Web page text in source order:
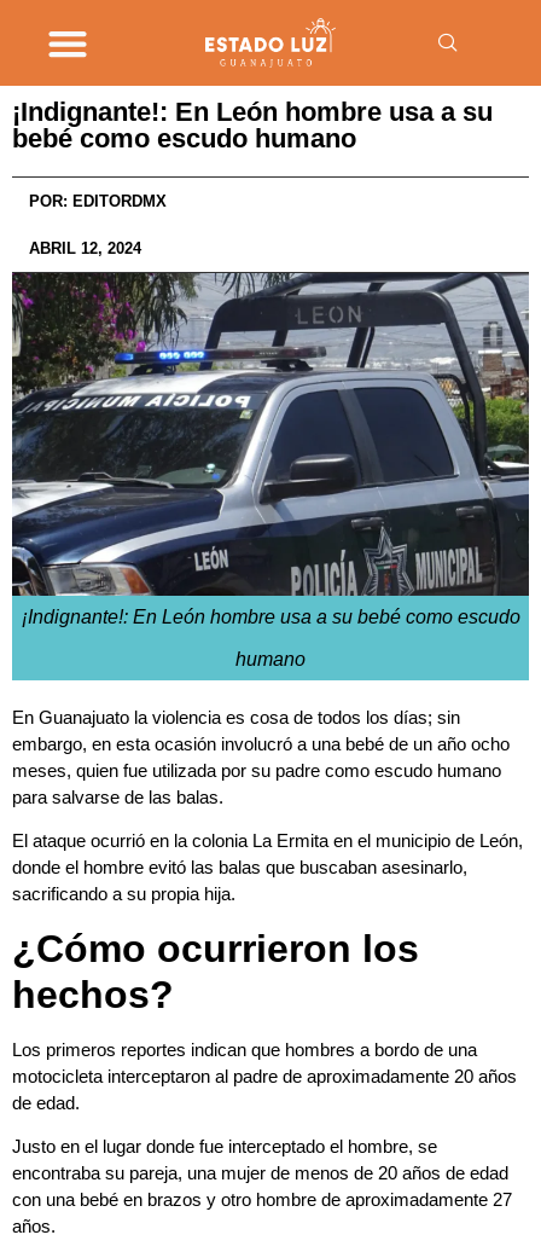
¡Indignante!: En León hombre usa a su
bebé como escudo humano
POR: EDITORDMX
ABRIL 12, 2024
¡Indignante!: En León hombre usa a su bebé como escudo
humano
En Guanajuato la violencia es cosa de todos los días; sin
embargo, en esta ocasión involucró a una bebé de un año ocho
meses, quien fue utilizada por su padre como escudo humano
para salvarse de las balas.
El ataque ocurrió en la colonia La Ermita en el municipio de León,
donde el hombre evitó las balas que buscaban asesinarlo,
sacrificando a su propia hija.
¿Cómo ocurrieron los
hechos?
Los primeros reportes indican que hombres a bordo de una
motocicleta interceptaron al padre de aproximadamente 20 años
de edad.
Justo en el lugar donde fue interceptado el hombre, se
encontraba su pareja, una mujer de menos de 20 años de edad
con una bebé en brazos y otro hombre de aproximadamente 27
años.